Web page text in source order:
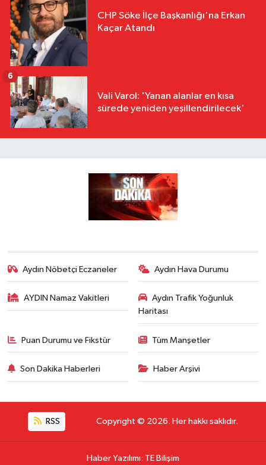
CHP Söke İlçe Başkanlığı'na Erkan
Kaçar Atandı
Vali Varol: 'Yanan alanlar en kısa
sürede yeniden yeşillendirilecek'
6
Aydın Nöbetçi Eczaneler Aydın Hava Durumu
AYDIN Namaz Vakitleri
Aydın Trafik Yoğunluk
Haritası
Puan Durumu ve Fikstür Tüm Manşetler
Son Dakika Haberleri Haber Arşivi
RSS Copyright © 2026. Her hakkı saklıdır.
Haber Yazılımı: TE Bilişim